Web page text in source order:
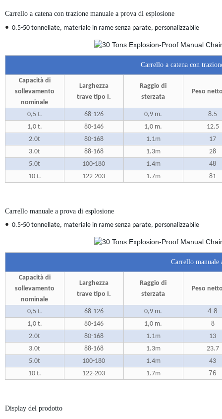
Carrello a catena con trazione manuale a prova di esplosione
• 0.5-50 tonnellate, materiale in rame senza parate, personalizzabile
Carrello a catena con
Capacità di
sollevamento
nominale
Larghezza
trave tipo I.
Raggio di
sterzata
Peso
0,5 t. 68-126 0,9 m.
8.5
1,0 t.
80-146 1,0 m.
12.5
2.0t
80-168 1.1m
17
3.0t
88-168 1.3m
28
5.0t
100-180 1.4m
48
10 t.
122-203 1.7m 81
Carrello manuale a prova di esplosione
• 0.5-50 tonnellate, materiale in rame senza parate, personalizzabile
Carrello manuale
Capacità di
sollevamento
nominale
Larghezza
trave tipo I.
Raggio di
sterzata
Peso
0,5 t. 68-126 0,9 m. 4.8
1,0 t. 80-146 1,0 m.
8
2.0t
80-168 1.1m
13
3.0t
88-168 1.3m
23.7
5.0t
100-180 1.4m
43
10 t.
122-203 1.7m 76
Display del prodotto